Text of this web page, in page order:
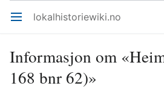
Åpne hovedmenyen lokalhistoriewiki.no
Informasjon om
168 bnr 62)»